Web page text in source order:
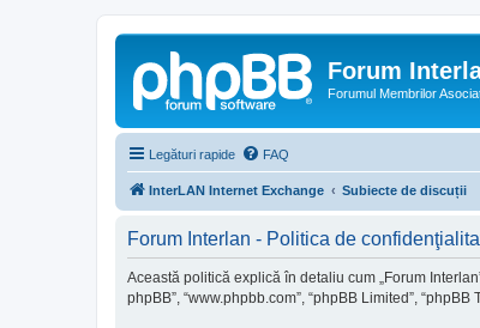
Forum
Forumul Membrilor
Legături rapide FAQ
InterLAN Internet Exchange Subiecte de discuții
Forum Interlan - Politica de
Această politică explică în detaliu cum „Forum
phpBB”, “www.phpbb.com”, “phpBB Limited”,